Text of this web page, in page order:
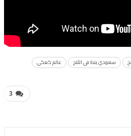
سعودي ينط في الثلج
عالم كعكي
3